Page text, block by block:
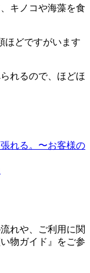
キノコや海藻を食
ほどですがいます
れるので、ほどほ
れや、ご利用に関
物ガイド』をご参